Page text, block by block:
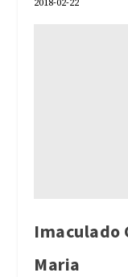
2018-02-22
Imaculado
Maria